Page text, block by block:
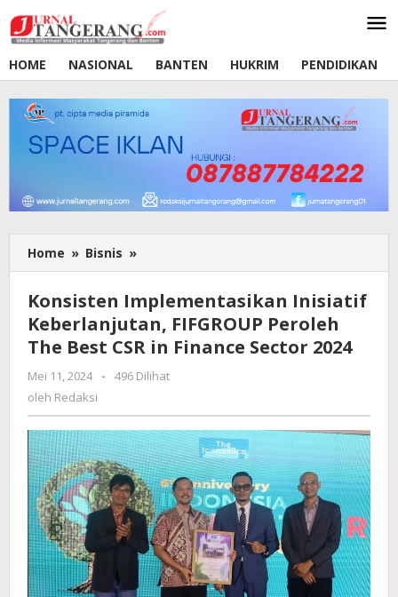
ke
konten
HOME
NASIONAL BANTEN HUKRIM PENDIDIKAN
Home » Bisnis »
Implementasikan
Keberlanjutan,
FIFGROUP
Peroleh
Best
in
Finance
Sector
2024
Konsisten Implementasikan Inisiatif
Keberlanjutan, FIFGROUP Peroleh
The Best CSR in Finance Sector 2024
Mei 11, 2024
oleh
-
496 Dilihat
oleh Redaksi